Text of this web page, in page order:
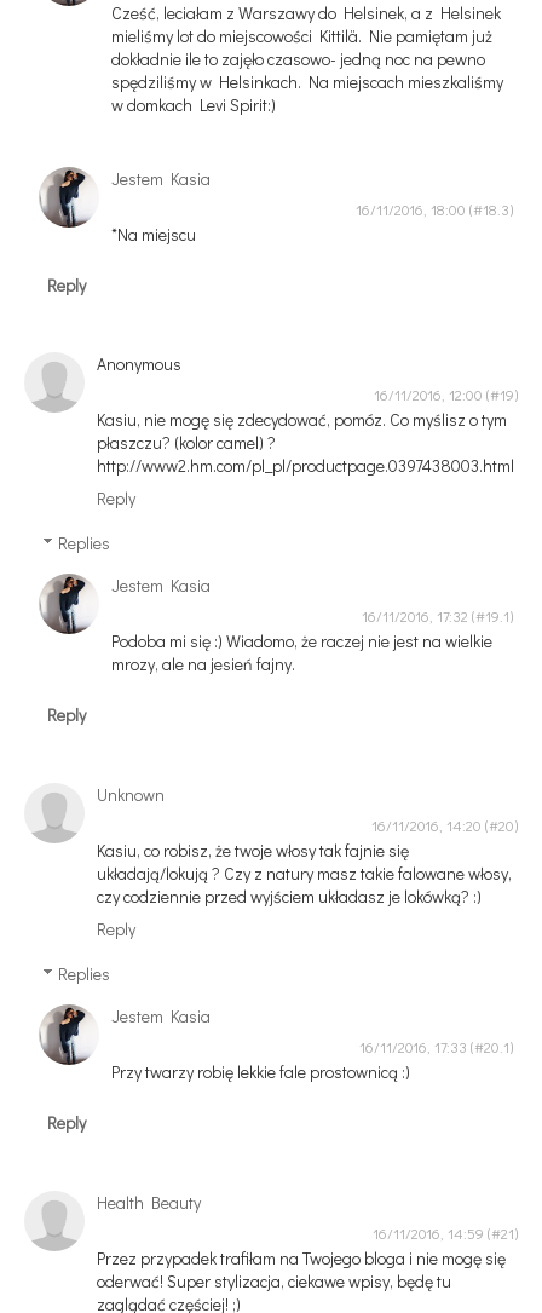
Cześć, leciałam z Warszawy do Helsinek, a z Helsinek
mieliśmy lot do miejscowości Kittilä. Nie pamiętam już
dokładnie ile to zajęło czasowo- jedną noc na pewno
spędziliśmy w Helsinkach. Na miejscach mieszkaliśmy
w domkach Levi Spirit:)
Jestem Kasia
16/11/2016, 18:00
*Na miejscu
Reply
Anonymous
16/11/2016, 12:00
Kasiu, nie mogę się zdecydować, pomóz. Co myślisz o tym
płaszczu? (kolor camel) ?
http://www2.hm.com/pl_pl/productpage.0397438003.html
Reply
Replies
Jestem Kasia
16/11/2016, 17:32
Podoba mi się :) Wiadomo, że raczej nie jest na wielkie
mrozy, ale na jesień fajny.
Reply
Unknown
16/11/2016, 14:20
Kasiu, co robisz, że twoje włosy tak fajnie się
układają/lokują ? Czy z natury masz takie falowane włosy,
czy codziennie przed wyjściem układasz je lokówką? :)
Reply
Replies
Jestem Kasia
16/11/2016, 17:33
Przy twarzy robię lekkie fale prostownicą :)
Reply
Health Beauty
16/11/2016, 14:59
Przez przypadek trafiłam na Twojego bloga i nie mogę się
oderwać! Super stylizacja, ciekawe wpisy, będę tu
zaglądać częściej! ;)